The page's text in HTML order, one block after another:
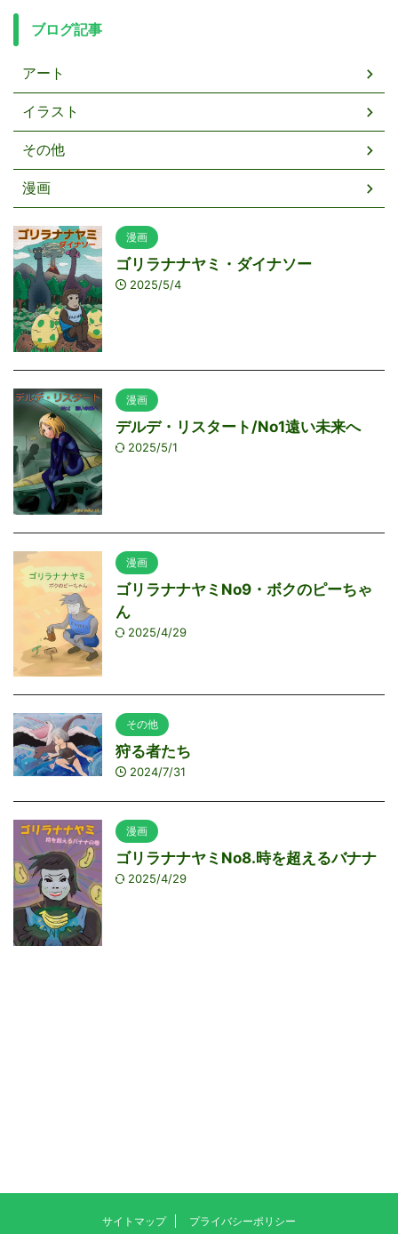
ブログ記事
アート
イラスト
その他
漫画
漫画
ゴリラナナヤミ・ダイナソー
2025/5/4
漫画
デルデ・リスタート/No1遠い未来へ
2025/5/1
漫画
ゴリラナナヤミNo9・ボクのピーちゃ
ん
2025/4/29
その他
狩る者たち
2024/7/31
漫画
ゴリラナナヤミNo8.時を超えるバナナ
2025/4/29
サイトマップ プライバシーポリシー